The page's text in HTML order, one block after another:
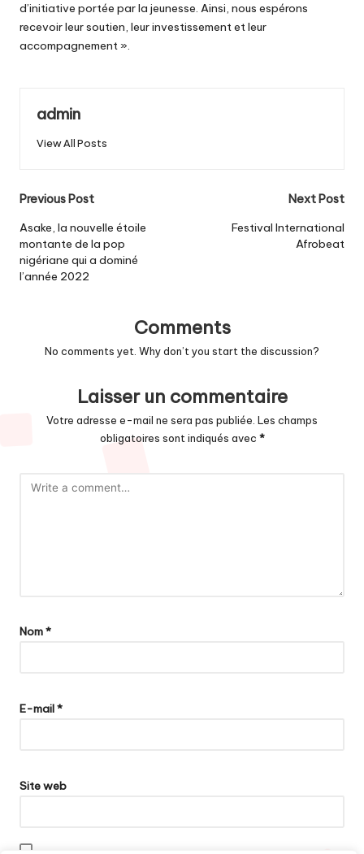
d’initiative portée par la jeunesse. Ainsi, nous espérons
recevoir leur soutien, leur investissement et leur
accompagnement ».
admin
View All Posts
Post
navigation
Previous Post
Asake, la nouvelle étoile
montante de la pop
nigériane qui a dominé
l’année 2022
Next Post
Festival International
Afrobeat
Comments
No comments yet. Why don’t you start the discussion?
Laisser un commentaire
Votre adresse e-mail ne sera pas publiée. Les champs
obligatoires sont indiqués avec *
Nom*
E-mail*
Site web